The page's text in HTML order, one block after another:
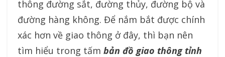
thông đường sắt, đường thủy, đường bộ và
đường hàng không. Để nắm bắt được chính
xác hơn về giao thông ở đây, thì bạn nên
tìm hiểu trong tấm bản đồ giao thông tỉnh